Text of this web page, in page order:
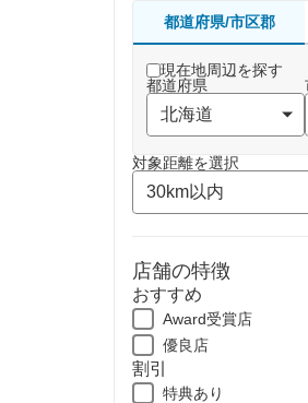
都道府県/市区郡
現在地周辺を探す
都道府県
対象距離を選択
店舗の特徴
おすすめ
Award受賞店
優良店
割引
特典あり